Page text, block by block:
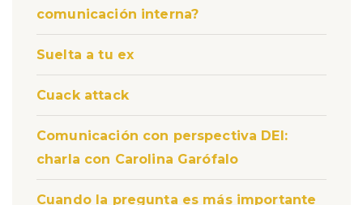
comunicación interna?
Suelta a tu ex
Cuack attack
Comunicación con perspectiva DEI:
charla con Carolina Garófalo
Cuando la pregunta es más importante